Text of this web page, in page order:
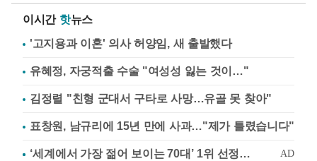
이시간 핫뉴스
'고지용과 이혼' 의사 허양임, 새 출발했다
유혜정, 자궁적출 수술 "여성성 잃는 것이…"
김정렬 "친형 군대서 구타로 사망…유골 못 찾아"
표창원, 남규리에 15년 만에 사과…"제가 틀렸습니다"